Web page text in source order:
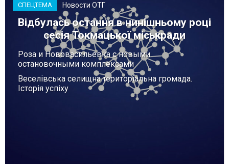
СПЕЦТЕМА Новости ОТГ
Відбулась остання в нинішньому році
сесія Токмацької міськради
Роза и Нововасильевка с новыми
остановочными комплексами
Веселівська селищна територіальна громада.
Історія успіху